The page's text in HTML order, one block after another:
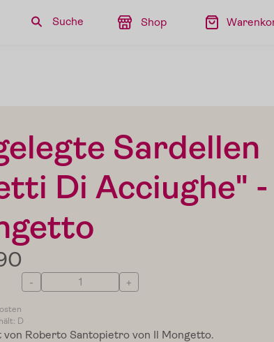
Suche Shop
Sardellen
Di Acciughe" -
- +
D
Roberto Santopietro von Il Mongetto.